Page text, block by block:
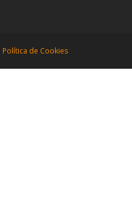
Política de Cookies